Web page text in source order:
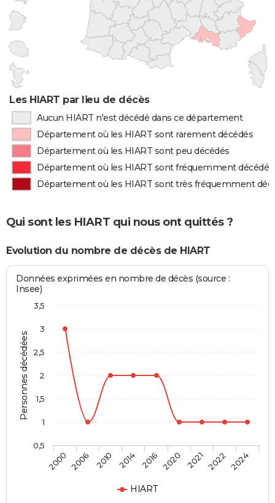
Les HIART par lieu de décès
Aucun HIART n'est décédé dans ce département
Département où les HIART sont rarement décédés
Département où les HIART sont peu décédés
Département où les HIART sont fréquemment décédés
Département où les HIART sont très fréquemment
Qui sont les HIART qui nous ont quittés ?
Evolution du nombre de décès de HIART
Personnes décédées
Données exprimées en nombre de décès (source :
Insee)
HIART
2000 2006 2010 2014 2016 2020 2021 2022 2024
0,5
1
1,5
2
2,5
3
3,5